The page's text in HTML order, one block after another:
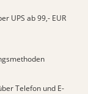
UPS ab 99,- EUR
Telefon und E-